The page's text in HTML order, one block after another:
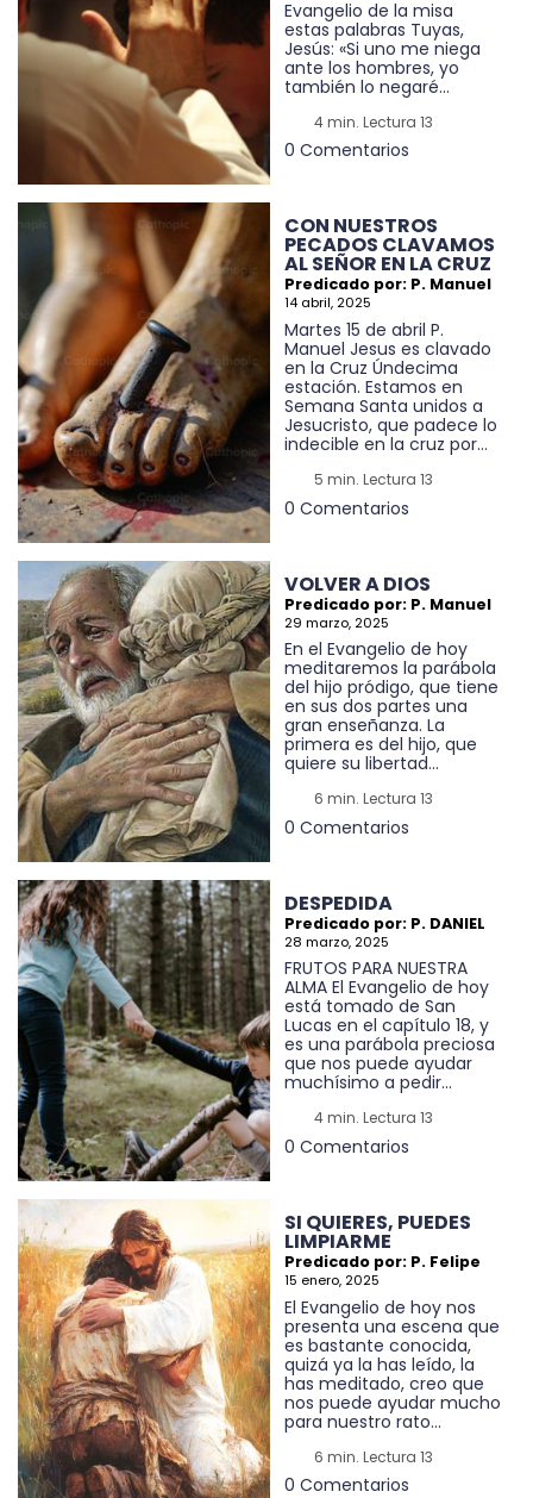
Evangelio de la misa
estas palabras Tuyas,
Jesús: «Si uno me niega
ante los hombres, yo
también lo negaré...
4 min. Lectura 13
0 Comentarios
CON NUESTROS
PECADOS CLAVAMOS
AL SEÑOR EN LA CRUZ
Predicado por: P. Manuel
14 abril, 2025
Martes 15 de abril P.
Manuel Jesus es clavado
en la Cruz Úndecima
estación. Estamos en
Semana Santa unidos a
Jesucristo, que padece lo
indecible en la cruz por...
5 min. Lectura 13
0 Comentarios
VOLVER A DIOS
Predicado por: P. Manuel
29 marzo, 2025
En el Evangelio de hoy
meditaremos la parábola
del hijo pródigo, que tiene
en sus dos partes una
gran enseñanza. La
primera es del hijo, que
quiere su libertad...
6 min. Lectura 13
0 Comentarios
DESPEDIDA
Predicado por: P. DANIEL
28 marzo, 2025
FRUTOS PARA NUESTRA
ALMA El Evangelio de hoy
está tomado de San
Lucas en el capítulo 18, y
es una parábola preciosa
que nos puede ayudar
muchísimo a pedir...
4 min. Lectura 13
0 Comentarios
SI QUIERES, PUEDES
LIMPIARME
Predicado por: P. Felipe
15 enero, 2025
El Evangelio de hoy nos
presenta una escena que
es bastante conocida,
quizá ya la has leído, la
has meditado, creo que
nos puede ayudar mucho
para nuestro rato...
6 min. Lectura 13
0 Comentarios